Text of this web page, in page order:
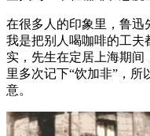
在很多人的印象里，鲁迅
我是把别人喝咖啡的工夫
实，先生在定居上海期
里多次记下“饮加非”，所
意。